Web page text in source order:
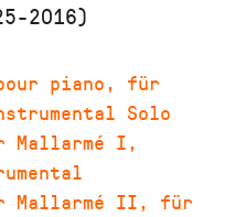
2016)
piano, für
Solo
Mallarmé I,
Mallarmé II, für